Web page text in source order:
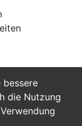
bessere
die Nutzung